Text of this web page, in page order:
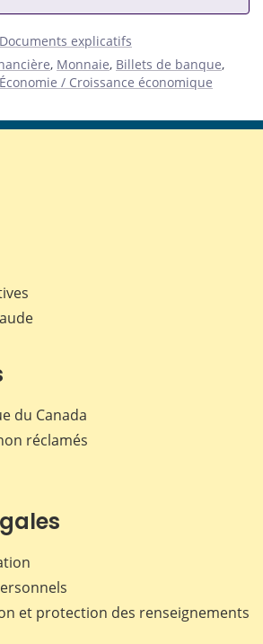
Documents explicatifs
, Monnaie, Billets de banque,
Économie / Croissance économique
du Canada
réclamés
et protection des renseignements